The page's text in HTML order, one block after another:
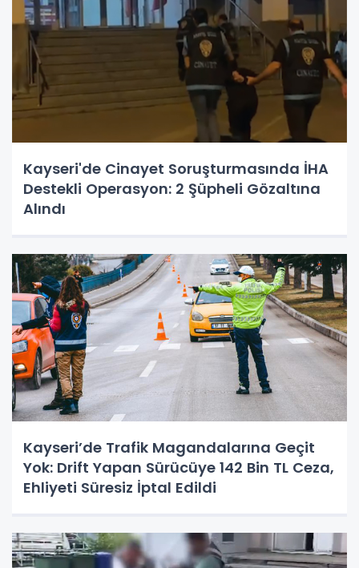
Kayseri'de Cinayet Soruşturmasında İHA
Destekli Operasyon: 2 Şüpheli Gözaltına
Alındı
Kayseri’de Trafik Magandalarına Geçit
Yok: Drift Yapan Sürücüye 142 Bin TL Ceza,
Ehliyeti Süresiz İptal Edildi